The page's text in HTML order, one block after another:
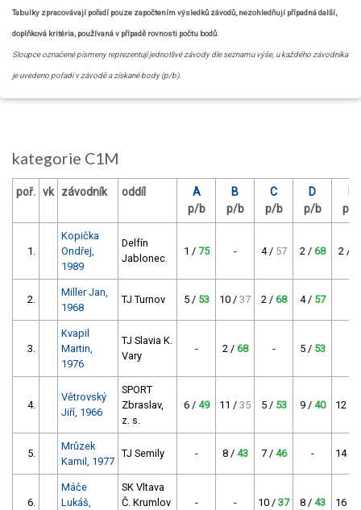
Tabulky zpracovávají pořadí pouze započtením výsledků závodů, nezohledňují případná další,
doplňková kritéria, používaná v případě rovnosti počtu bodů.
Sloupce označené písmeny reprezentují jednotlivé závody dle seznamu výše, u každého závodníka
je uvedeno pořadí v závodě a získané body (p/b).
kategorie C1M
poř. vk závodník oddíl
A
p/b
B
p/b
C
p/b
D
p/b
p/b
1.
Kopička
Ondřej,
1989
Delfín
Jablonec
1 / 75 - 4 / 57 2 / 68 2 /
2.
Miller Jan,
1968
TJ Turnov 5 / 53 10 / 37 2 / 68 4 / 57
3.
Kvapil
Martin,
1976
TJ Slavia K.
Vary
- 2 / 68 - 5 / 53
4.
Větrovský
Jiří, 1966
SPORT
Zbraslav,
z. s.
6 / 49 11 / 35 5 / 53 9 / 40 12 /
5.
Mrůzek
Kamil, 1977
TJ Semily - 8 / 43 7 / 46 - 14 /
6.
Máče
Lukáš,
SK Vltava
Č. Krumlov
- - 10 / 37 8 / 43 16 /